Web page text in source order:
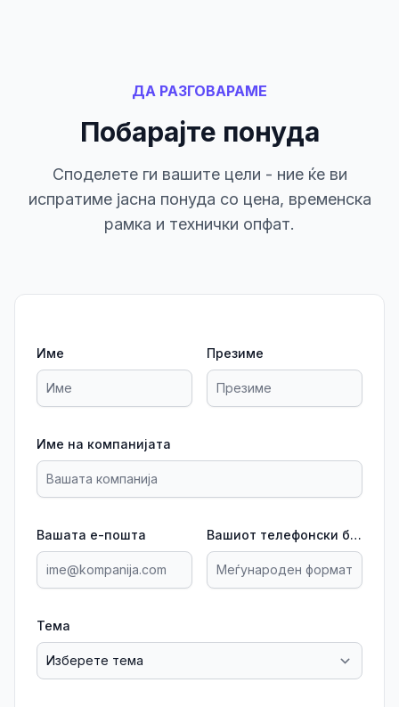
ДА РАЗГОВАРАМЕ
Побарајте понуда
Споделете ги вашите цели - ние ќе ви
испратиме јасна понуда со цена, временска
рамка и технички опфат.
Име Презиме
Име на компанијата
Вашата е-пошта Вашиот телефонски број
Тема